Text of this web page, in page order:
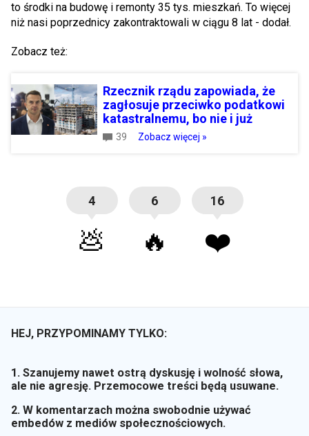
to środki na budowę i remonty 35 tys. mieszkań. To więcej
niż nasi poprzednicy zakontraktowali w ciągu 8 lat - dodał.
Zobacz też:
Rzecznik rządu zapowiada, że
zagłosuje przeciwko podatkowi
katastralnemu, bo nie i już
39 Zobacz więcej »
4
💩
6
🔥
16
❤️
HEJ, PRZYPOMINAMY TYLKO:
1. Szanujemy nawet ostrą dyskusję i wolność słowa,
ale nie agresję. Przemocowe treści będą usuwane.
2. W komentarzach można swobodnie używać
embedów z mediów społecznościowych.